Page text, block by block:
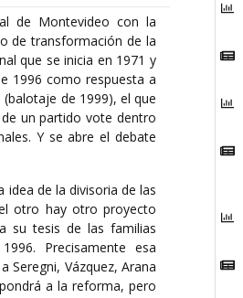
de Montevideo con la
de transformación de la
que se inicia en 1971 y
1996 como respuesta a
de 1999), el que
un partido vote dentro
Y se abre el debate
idea de la divisoria de las
otro hay otro proyecto
su tesis de las familias
Precisamente esa
Seregni, Vázquez, Arana
a la reforma, pero